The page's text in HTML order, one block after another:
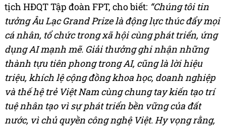
tịch HĐQT Tập đoàn FPT, cho biết: “Chúng tôi tin
tưởng Âu Lạc Grand Prize là động lực thúc đẩy mọi
cá nhân, tổ chức trong xã hội cùng phát triển, ứng
dụng AI mạnh mẽ. Giải thưởng ghi nhận những
thành tựu tiên phong trong AI, cũng là lời hiệu
triệu, khích lệ cộng đồng khoa học, doanh nghiệp
và thế hệ trẻ Việt Nam cùng chung tay kiến tạo trí
tuệ nhân tạo vì sự phát triển bền vững của đất
nước, vì chủ quyền công nghệ Việt. Hy vọng rằng,